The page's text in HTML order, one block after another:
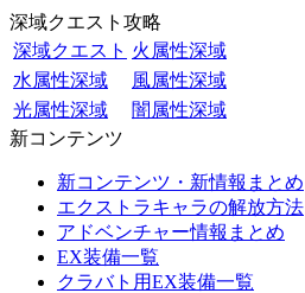
深域クエスト攻略
深域クエスト 火属性深域
水属性深域
風属性深域
光属性深域
闇属性深域
新コンテンツ
新コンテンツ・新情報まとめ
エクストラキャラの解放方法
アドベンチャー情報まとめ
EX装備一覧
クラバト用EX装備一覧